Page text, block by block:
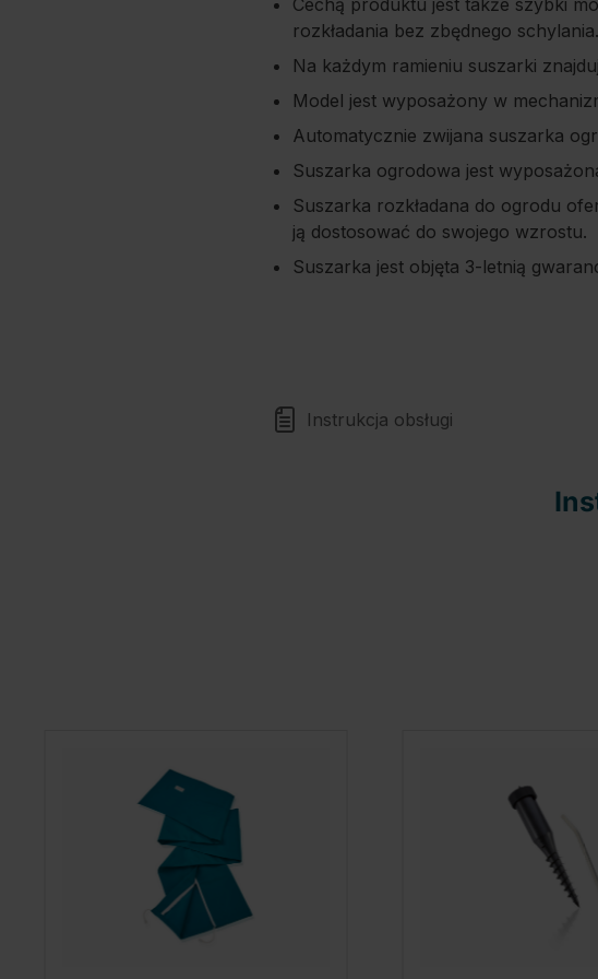
Cechą produktu jest także szybki
rozkładania bez zbędnego schylania.
Na każdym ramieniu suszarki
Model jest wyposażony w
Automatycznie zwijana suszarka
Suszarka ogrodowa jest
Suszarka rozkładana do ogrodu
ją dostosować do swojego wzrostu.
Suszarka jest objęta 3-letnią
Instrukcja obsługi